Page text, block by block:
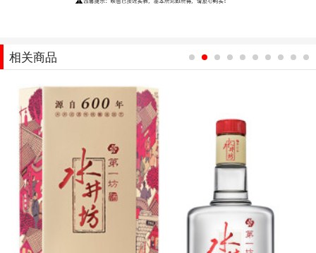
1 2 3 4 5 6 7 8 9 10
相关商品